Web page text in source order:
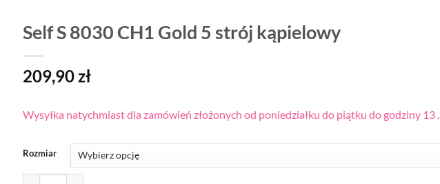
Self S 8030 CH1 Gold 5 strój kąpielowy
209,90zł
Wysyłka natychmiast dla zamówień złożonych od poniedziałku do piątku do godziny 13 .
Rozmiar